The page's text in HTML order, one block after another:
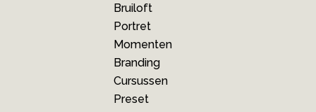
Bruiloft
Portret
Momenten
Branding
Cursussen
Preset